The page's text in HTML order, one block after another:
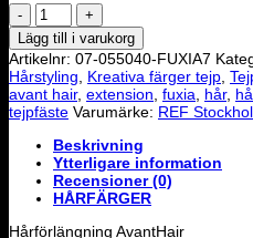
Löshår
AvantHair
40
cm
-
Remy
(Fuxia)
Lägg till i varukorg
Artikelnr: 07-055040-FUXIA7
Hårstyling
Kreativa färger tejp
avant hair, extension fuxia hår,
tejpfäste Varumärke: REF
Beskrivning
Ytterligare information
Recensioner (0)
HÅRFÄRGER
Hårförlängning AvantHair